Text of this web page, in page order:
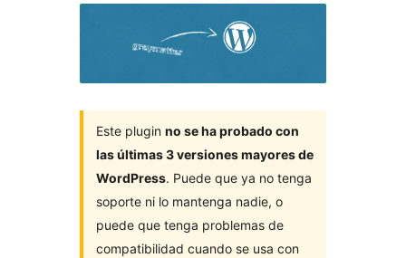
Este plugin no se ha probado con
las últimas 3 versiones mayores de
WordPress. Puede que ya no tenga
soporte ni lo mantenga nadie, o
puede que tenga problemas de
compatibilidad cuando se usa con